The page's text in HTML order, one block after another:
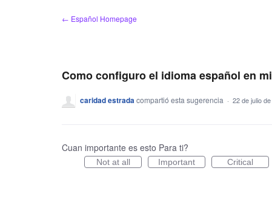
← Español Homepage
Como configuro el idioma español en
caridad estradacompartió esta sugerencia · 22 de julio
Cuan importante es esto Para ti?
Not at all Important Critical